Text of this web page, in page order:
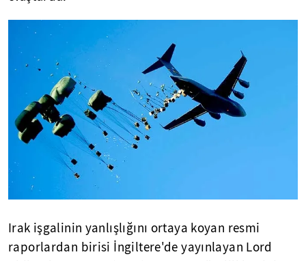
Irak işgalinin yanlışlığını ortaya koyan resmi
raporlardan birisi İngiltere'de yayınlayan Lord